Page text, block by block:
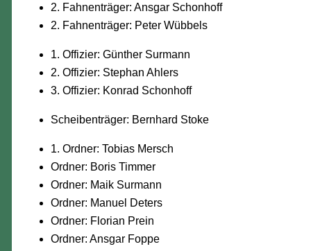
2. Fahnenträger: Ansgar Schonhoff
2. Fahnenträger: Peter Wübbels
1. Offizier: Günther Surmann
2. Offizier: Stephan Ahlers
3. Offizier: Konrad Schonhoff
Scheibenträger: Bernhard Stoke
1. Ordner: Tobias Mersch
Ordner: Boris Timmer
Ordner: Maik Surmann
Ordner: Manuel Deters
Ordner: Florian Prein
Ordner: Ansgar Foppe